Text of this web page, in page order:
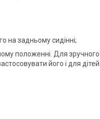
на задньому сидінні;
положенні. Для зручного
його і для дітей.